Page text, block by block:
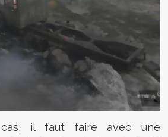
il faut faire avec une